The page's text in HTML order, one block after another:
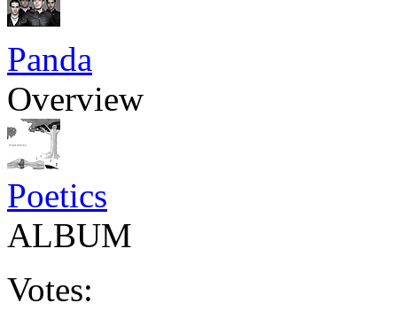
Panda
Overview
Poetics
ALBUM
Votes: